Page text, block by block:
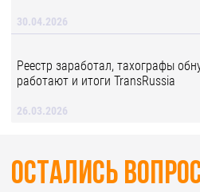
30.04.2026
Реестр заработал, тахографы
работают и итоги TransRussia
26.03.2026
Остались